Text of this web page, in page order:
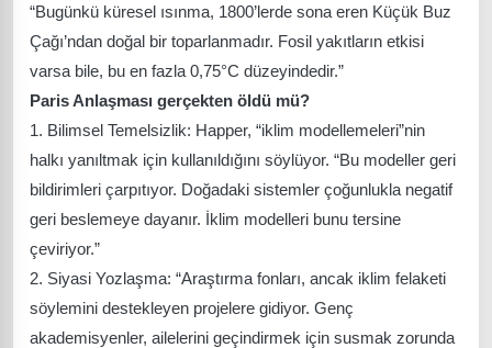
“Bugünkü küresel ısınma, 1800’lerde sona eren Küçük Buz
Çağı’ndan doğal bir toparlanmadır. Fosil yakıtların etkisi
varsa bile, bu en fazla 0,75°C düzeyindedir.”
Paris Anlaşması gerçekten öldü mü?
1. Bilimsel Temelsizlik: Happer, “iklim modellemeleri”nin
halkı yanıltmak için kullanıldığını söylüyor. “Bu modeller geri
bildirimleri çarpıtıyor. Doğadaki sistemler çoğunlukla negatif
geri beslemeye dayanır. İklim modelleri bunu tersine
çeviriyor.”
2. Siyasi Yozlaşma: “Araştırma fonları, ancak iklim felaketi
söylemini destekleyen projelere gidiyor. Genç
akademisyenler, ailelerini geçindirmek için susmak zorunda